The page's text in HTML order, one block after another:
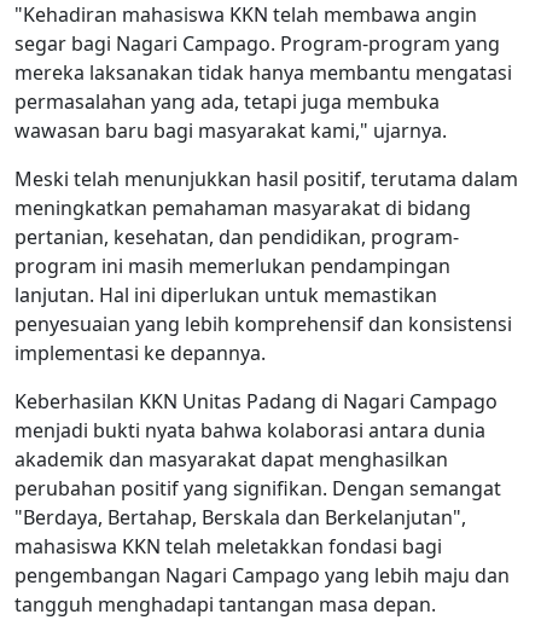
"Kehadiran mahasiswa KKN telah membawa angin
segar bagi Nagari Campago. Program-program yang
mereka laksanakan tidak hanya membantu mengatasi
permasalahan yang ada, tetapi juga membuka
wawasan baru bagi masyarakat kami," ujarnya.
Meski telah menunjukkan hasil positif, terutama dalam
meningkatkan pemahaman masyarakat di bidang
pertanian, kesehatan, dan pendidikan, program-
program ini masih memerlukan pendampingan
lanjutan. Hal ini diperlukan untuk memastikan
penyesuaian yang lebih komprehensif dan konsistensi
implementasi ke depannya.
Keberhasilan KKN Unitas Padang di Nagari Campago
menjadi bukti nyata bahwa kolaborasi antara dunia
akademik dan masyarakat dapat menghasilkan
perubahan positif yang signifikan. Dengan semangat
"Berdaya, Bertahap, Berskala dan Berkelanjutan",
mahasiswa KKN telah meletakkan fondasi bagi
pengembangan Nagari Campago yang lebih maju dan
tangguh menghadapi tantangan masa depan.